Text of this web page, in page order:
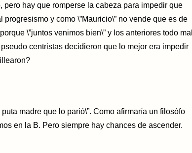
pero hay que romperse la cabeza para impedir que
y como \”Mauricio\” no vende que es de
\”juntos venimos bien\” y los anteriores todo mal
centristas decidieron que lo mejor era impedir
madre que lo parió\”. Como afirmaría un filosófo
en la B. Pero siempre hay chances de ascender.